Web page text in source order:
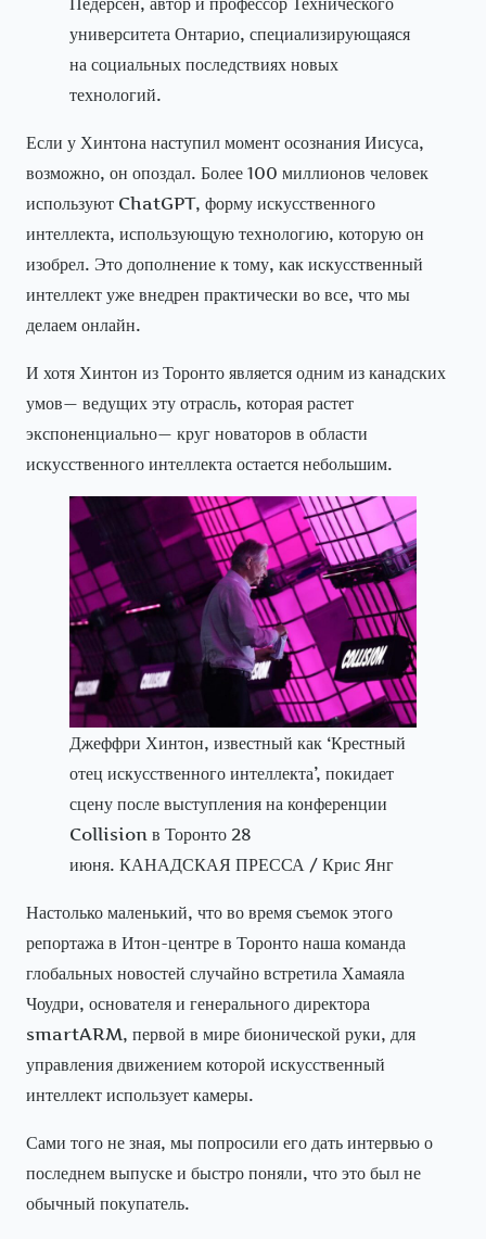
университета Онтарио, специализирующаяся
на социальных последствиях новых
технологий.
Если у Хинтона наступил момент осознания Иисуса,
возможно, он опоздал. Более 100 миллионов человек
используют ChatGPT, форму искусственного
интеллекта, использующую технологию, которую он
изобрел. Это дополнение к тому, как искусственный
интеллект уже внедрен практически во все, что мы
делаем онлайн.
И хотя Хинтон из Торонто является одним из канадских
умов— ведущих эту отрасль, которая растет
экспоненциально— круг новаторов в области
искусственного интеллекта остается небольшим.
Джеффри Хинтон, известный как ‘Крестный
отец искусственного интеллекта’, покидает
сцену после выступления на конференции
Collision в Торонто 28
июня. КАНАДСКАЯ ПРЕССА / Крис Янг
Настолько маленький, что во время съемок этого
репортажа в Итон-центре в Торонто наша команда
глобальных новостей случайно встретила Хамаяла
Чоудри, основателя и генерального директора
smartARM, первой в мире бионической руки, для
управления движением которой искусственный
интеллект использует камеры.
Сами того не зная, мы попросили его дать интервью о
последнем выпуске и быстро поняли, что это был не
обычный покупатель.